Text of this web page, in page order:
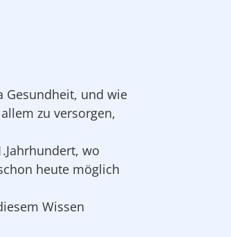
Gesundheit, und wie
zu versorgen,
wo
heute möglich
Wissen